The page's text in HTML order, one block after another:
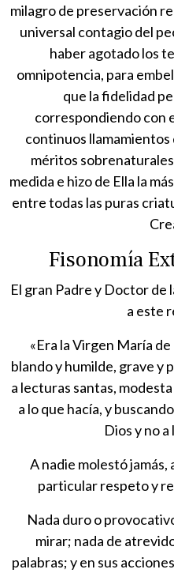
milagro de preservación
universal contagio del
haber agotado los
omnipotencia, para
que la fidelidad
correspondiendo con
continuos llamamientos
méritos
medida e hizo de Ella la
entre todas las puras
Fisonomía
El gran Padre y Doctor de
a este
«Era la Virgen María
blando y humilde, grave y
a lecturas santas,
a lo que hacía, y
Dios y no
A nadie molestó
particular respeto y
Nada duro o
mirar; nada de
palabras; y en sus